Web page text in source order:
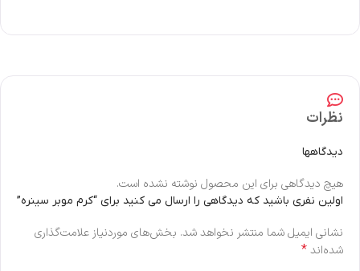
نظرات
دیدگاهها
هیچ دیدگاهی برای این محصول نوشته نشده است.
اولین نفری باشید که دیدگاهی را ارسال می کنید برای “کرم موبر سینره”
نشانی ایمیل شما منتشر نخواهد شد. بخش‌های موردنیاز علامت‌گذاری
شده‌اند*